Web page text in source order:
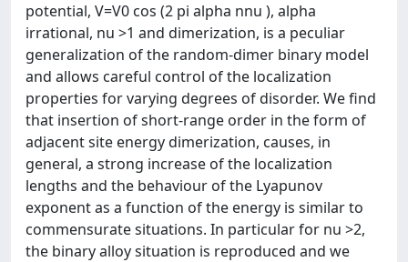
potential, V=V0 cos (2 pi alpha nnu ), alpha
irrational, nu >1 and dimerization, is a peculiar
generalization of the random-dimer binary model
and allows careful control of the localization
properties for varying degrees of disorder. We find
that insertion of short-range order in the form of
adjacent site energy dimerization, causes, in
general, a strong increase of the localization
lengths and the behaviour of the Lyapunov
exponent as a function of the energy is similar to
commensurate situations. In particular for nu >2,
the binary alloy situation is reproduced and we